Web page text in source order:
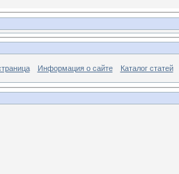
Информация о сайте Каталог статей